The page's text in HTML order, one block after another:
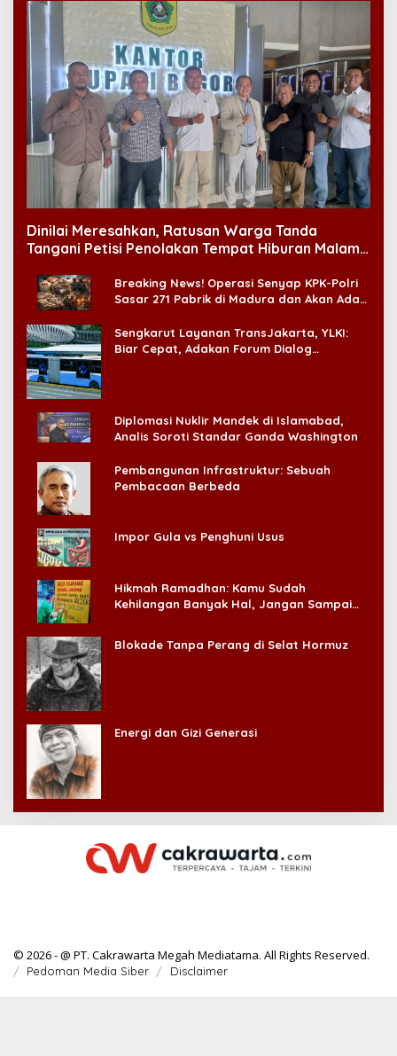
Dinilai Meresahkan, Ratusan Warga Tanda
Tangani Petisi Penolakan Tempat Hiburan Malam
Breaking News! Operasi Senyap KPK-Polri
Sasar 271 Pabrik di Madura dan Akan Ada
Sengkarut Layanan TransJakarta, YLKI:
Biar Cepat, Adakan Forum Dialog
Diplomasi Nuklir Mandek di Islamabad,
Analis Soroti Standar Ganda Washington
Pembangunan Infrastruktur: Sebuah
Pembacaan Berbeda
Impor Gula vs Penghuni Usus
Hikmah Ramadhan: Kamu Sudah
Kehilangan Banyak Hal, Jangan Sampai
Blokade Tanpa Perang di Selat Hormuz
Energi dan Gizi Generasi
© 2026 - @ PT. Cakrawarta Megah Mediatama. All Rights Reserved.
Pedoman Media Siber Disclaimer